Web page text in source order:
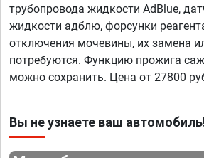
трубопровода жидкости AdBlue,
жидкости адблю, форсунки
отключения мочевины, их замена
потребуются. Функцию прожига
можно сохранить. Цена от 27800
Вы не узнаете ваш